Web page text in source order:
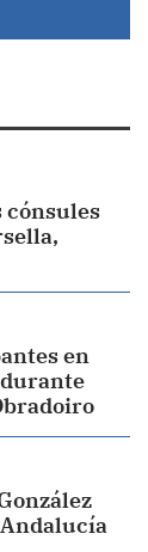
cónsules
en
durante